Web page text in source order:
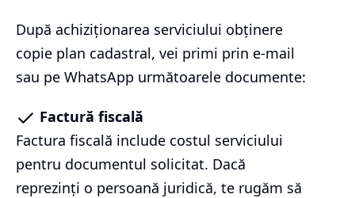
După achiziționarea serviciului obținere
copie plan cadastral, vei primi prin e-mail
sau pe WhatsApp următoarele documente:
Factură fiscală
Factura fiscală include costul serviciului
pentru documentul solicitat. Dacă
reprezinți o persoană juridică, te rugăm să